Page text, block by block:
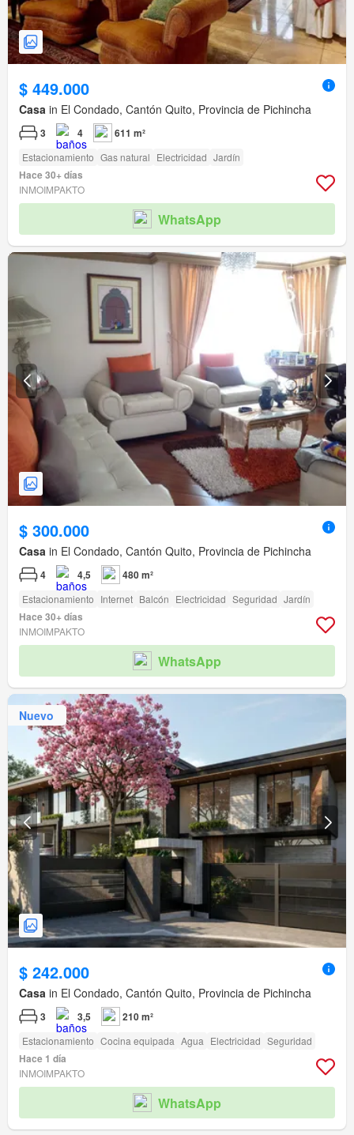
$ 449.000
Casa in El Condado, Cantón Quito, Provincia de Pichincha
3 4 611 m²
Estacionamiento Gas natural Electricidad Jardín
Hace 30+ días
INMOIMPAKTO
WhatsApp
$ 300.000
Casa in El Condado, Cantón Quito, Provincia de Pichincha
4 4,5 480 m²
Estacionamiento Internet Balcón Electricidad Seguridad Jardín
Hace 30+ días
INMOIMPAKTO
WhatsApp
Nuevo
$ 242.000
Casa in El Condado, Cantón Quito, Provincia de Pichincha
3 3,5 210 m²
Estacionamiento Cocina equipada Agua Electricidad Seguridad
Hace 1 día
INMOIMPAKTO
WhatsApp